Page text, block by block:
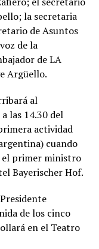
la secretaria
de Asuntos
de la
de LA
Argüello.
al
las 14.30 del
actividad
cuando
primer ministro
Bayerischer Hof.
de los cinco
en el Teatro